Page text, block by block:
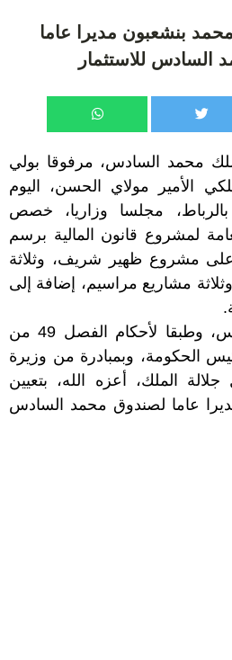
بنشعبون مديرا عاما
السادس للاستثمار
محمد السادس، مرفوقا بولي
الأمير مولاي الحسن، اليوم
بالرباط، مجلسا وزاريا، خصص
لمشروع قانون المالية برسم
على مشروع ظهير شريف، وثلاثة
مشاريع مراسيم، إضافة إلى
وفي ختام أشغال المجلس، وطبقا لأحكام الفصل 49 من
الحكومة، وبمبادرة من وزيرة
جلالة الملك، أعزه الله، بتعيين
عاما لصندوق محمد السادس